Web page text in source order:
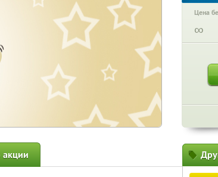
Цена
∞
акции